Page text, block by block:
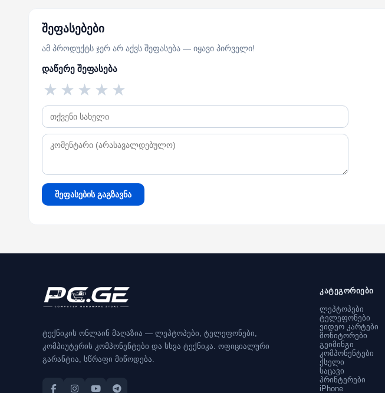
შეფასებები
ამ პროდუქტს ჯერ არ აქვს შეფასება — იყავი პირველი!
დაწერე შეფასება
★
★
★
★
★
შეფასების გაგზავნა
ტექნიკის ონლაინ მაღაზია — ლეპტოპები, ტელეფონები,
კომპიუტერის კომპონენტები და სხვა ტექნიკა. ოფიციალური
გარანტია, სწრაფი მიწოდება.
კატეგორიები
ლეპტოპები
ტელეფონები
ვიდეო კარტები
მონიტორები
გეიმინგი
კომპონენტები
ქსელი
საცავი
პრინტერები
iPhone